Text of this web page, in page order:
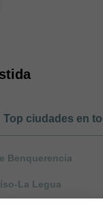
Top ciudades en
Benquerencia
La Legua